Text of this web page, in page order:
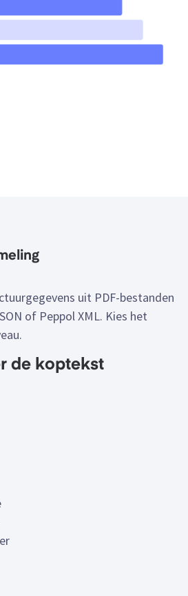
uit PDF-bestanden
of Peppol XML. Kies het
de koptekst